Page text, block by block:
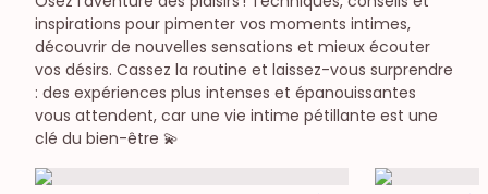
inspirations pour pimenter vos moments intimes,
découvrir de nouvelles sensations et mieux écouter
vos désirs. Cassez la routine et laissez-vous surprendre
: des expériences plus intenses et épanouissantes
vous attendent, car une vie intime pétillante est une
clé du bien-être 💫